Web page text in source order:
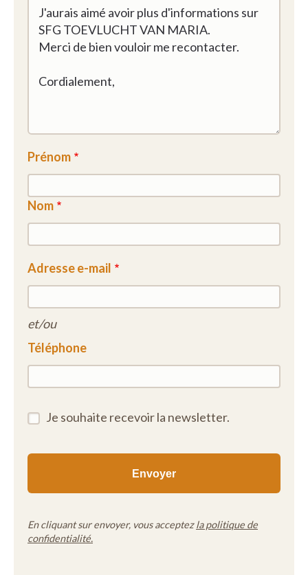
Prénom
Nom
Adresse e-mail
et/ou
Téléphone
Je souhaite recevoir la newsletter.
En cliquant sur envoyer, vous acceptezla politique de
confidentialité.